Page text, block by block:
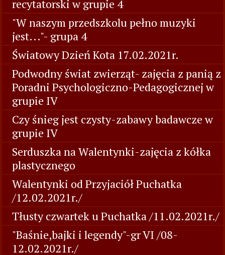
recytatorski w grupie 4
"W naszym przedszkolu pełno muzyki
jest..."- grupa 4
Światowy Dzień Kota 17.02.2021r.
Podwodny świat zwierząt- zajęcia z panią z
Poradni Psychologiczno-Pedagogicznej w
grupie IV
Czy śnieg jest czysty-zabawy badawcze w
grupie IV
Serduszka na Walentynki-zajęcia z kółka
plastycznego
Walentynki od Przyjaciół Puchatka
/12.02.2021r./
Tłusty czwartek u Puchatka /11.02.2021r./
"Baśnie,bajki i legendy"-gr VI /08-
12.02.2021r./